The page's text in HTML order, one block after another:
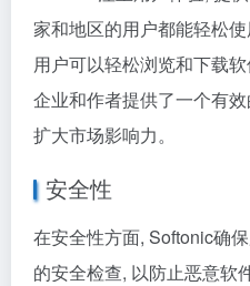
家和地区的用户都能轻松
用户可以轻松浏览和下载
企业和作者提供了一个有
扩大市场影响力。
安全性
在安全性方面, Softonic确
的安全检查, 以防止恶意软